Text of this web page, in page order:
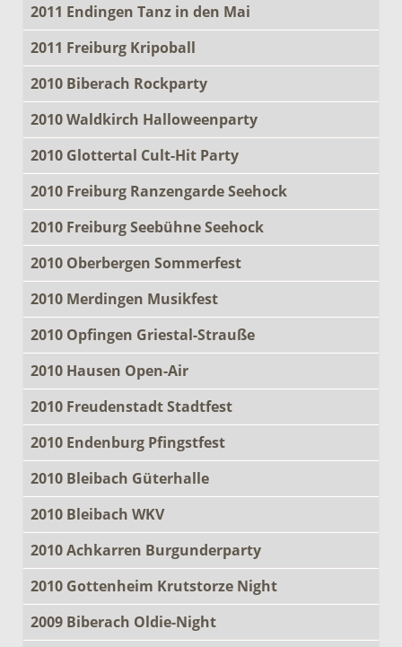
2011 Endingen Tanz in den Mai
2011 Freiburg Kripoball
2010 Biberach Rockparty
2010 Waldkirch Halloweenparty
2010 Glottertal Cult-Hit Party
2010 Freiburg Ranzengarde Seehock
2010 Freiburg Seebühne Seehock
2010 Oberbergen Sommerfest
2010 Merdingen Musikfest
2010 Opfingen Griestal-Strauße
2010 Hausen Open-Air
2010 Freudenstadt Stadtfest
2010 Endenburg Pfingstfest
2010 Bleibach Güterhalle
2010 Bleibach WKV
2010 Achkarren Burgunderparty
2010 Gottenheim Krutstorze Night
2009 Biberach Oldie-Night